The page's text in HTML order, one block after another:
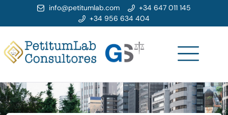
info@petitumlab.com
+34 647 011 145
+34 956 634 404